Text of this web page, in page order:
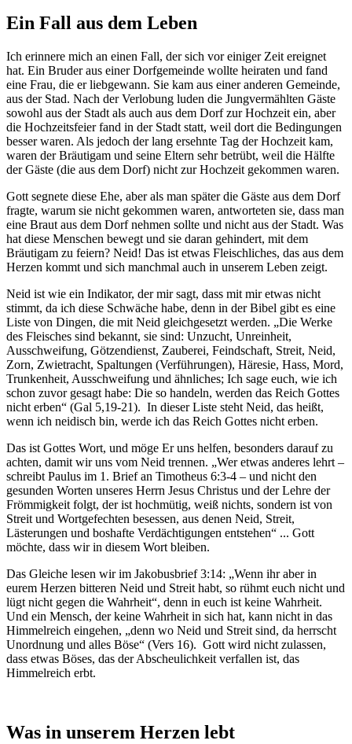
Ein Fall aus dem Leben
Ich erinnere mich an einen Fall, der sich vor einiger Zeit ereignet
hat. Ein Bruder aus einer Dorfgemeinde wollte heiraten und fand
eine Frau, die er liebgewann. Sie kam aus einer anderen Gemeinde,
aus der Stad. Nach der Verlobung luden die Jungvermählten Gäste
sowohl aus der Stadt als auch aus dem Dorf zur Hochzeit ein, aber
die Hochzeitsfeier fand in der Stadt statt, weil dort die Bedingungen
besser waren. Als jedoch der lang ersehnte Tag der Hochzeit kam,
waren der Bräutigam und seine Eltern sehr betrübt, weil die Hälfte
der Gäste (die aus dem Dorf) nicht zur Hochzeit gekommen waren.
Gott segnete diese Ehe, aber als man später die Gäste aus dem Dorf
fragte, warum sie nicht gekommen waren, antworteten sie, dass man
eine Braut aus dem Dorf nehmen sollte und nicht aus der Stadt. Was
hat diese Menschen bewegt und sie daran gehindert, mit dem
Bräutigam zu feiern? Neid! Das ist etwas Fleischliches, das aus dem
Herzen kommt und sich manchmal auch in unserem Leben zeigt.
Neid ist wie ein Indikator, der mir sagt, dass mit mir etwas nicht
stimmt, da ich diese Schwäche habe, denn in der Bibel gibt es eine
Liste von Dingen, die mit Neid gleichgesetzt werden. „Die Werke
des Fleisches sind bekannt, sie sind: Unzucht, Unreinheit,
Ausschweifung, Götzendienst, Zauberei, Feindschaft, Streit, Neid,
Zorn, Zwietracht, Spaltungen (Verführungen), Häresie, Hass, Mord,
Trunkenheit, Ausschweifung und ähnliches; Ich sage euch, wie ich
schon zuvor gesagt habe: Die so handeln, werden das Reich Gottes
nicht erben“ (Gal 5,19-21). In dieser Liste steht Neid, das heißt,
wenn ich neidisch bin, werde ich das Reich Gottes nicht erben.
Das ist Gottes Wort, und möge Er uns helfen, besonders darauf zu
achten, damit wir uns vom Neid trennen. „Wer etwas anderes lehrt –
schreibt Paulus im 1. Brief an Timotheus 6:3-4 – und nicht den
gesunden Worten unseres Herrn Jesus Christus und der Lehre der
Frömmigkeit folgt, der ist hochmütig, weiß nichts, sondern ist von
Streit und Wortgefechten besessen, aus denen Neid, Streit,
Lästerungen und boshafte Verdächtigungen entstehen“ ... Gott
möchte, dass wir in diesem Wort bleiben.
Das Gleiche lesen wir im Jakobusbrief 3:14: „Wenn ihr aber in
eurem Herzen bitteren Neid und Streit habt, so rühmt euch nicht und
lügt nicht gegen die Wahrheit“, denn in euch ist keine Wahrheit.
Und ein Mensch, der keine Wahrheit in sich hat, kann nicht in das
Himmelreich eingehen, „denn wo Neid und Streit sind, da herrscht
Unordnung und alles Böse“ (Vers 16). Gott wird nicht zulassen,
dass etwas Böses, das der Abscheulichkeit verfallen ist, das
Himmelreich erbt.
Was in unserem Herzen lebt